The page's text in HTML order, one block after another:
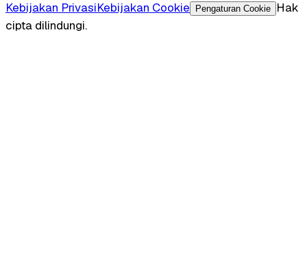
Kebijakan PrivasiKebijakan Cookie Pengaturan Cookie
Hak
cipta dilindungi.